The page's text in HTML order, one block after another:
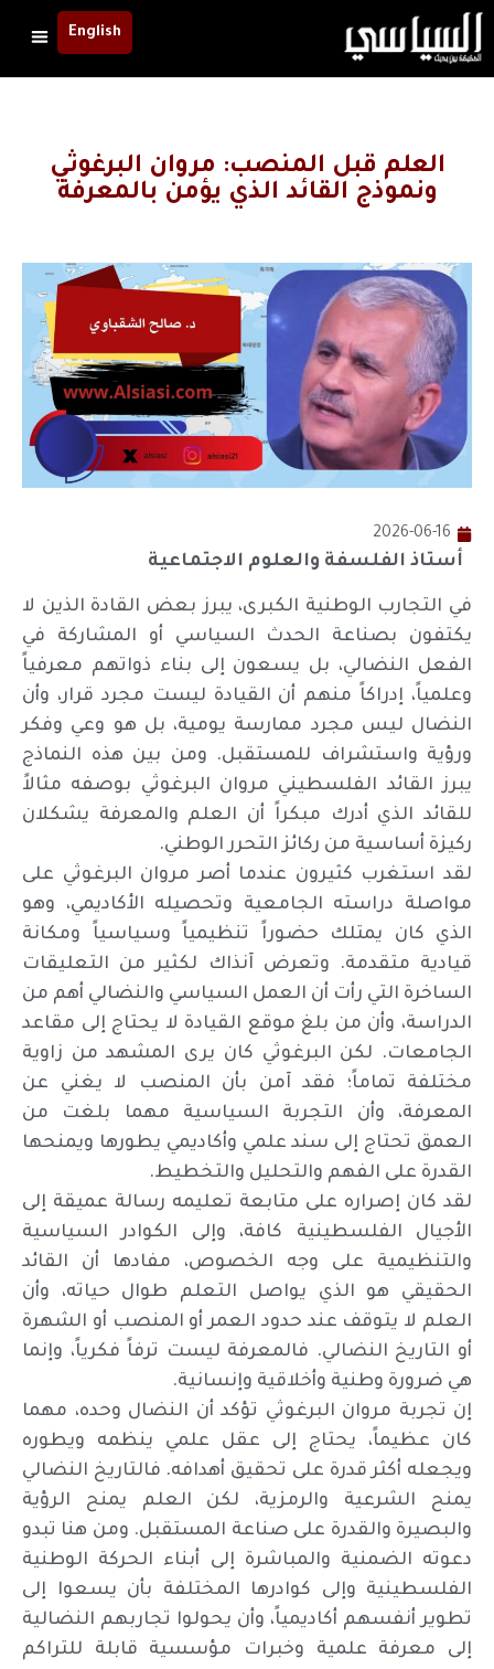
English
العلم قبل المنصب: مروان البرغوثي
ونموذج القائد الذي يؤمن بالمعرفة
2026-06-16
أستاذ الفلسفة والعلوم الاجتماعية
في التجارب الوطنية الكبرى، يبرز بعض القادة الذين لا
يكتفون بصناعة الحدث السياسي أو المشاركة في
الفعل النضالي، بل يسعون إلى بناء ذواتهم معرفياً
وعلمياً، إدراكاً منهم أن القيادة ليست مجرد قرار، وأن
النضال ليس مجرد ممارسة يومية، بل هو وعي وفكر
ورؤية واستشراف للمستقبل. ومن بين هذه النماذج
يبرز القائد الفلسطيني مروان البرغوثي بوصفه مثالاً
للقائد الذي أدرك مبكراً أن العلم والمعرفة يشكلان
ركيزة أساسية من ركائز التحرر الوطني.
لقد استغرب كثيرون عندما أصر مروان البرغوثي على
مواصلة دراسته الجامعية وتحصيله الأكاديمي، وهو
الذي كان يمتلك حضوراً تنظيمياً وسياسياً ومكانة
قيادية متقدمة. وتعرض آنذاك لكثير من التعليقات
الساخرة التي رأت أن العمل السياسي والنضالي أهم من
الدراسة، وأن من بلغ موقع القيادة لا يحتاج إلى مقاعد
الجامعات. لكن البرغوثي كان يرى المشهد من زاوية
مختلفة تماماً؛ فقد آمن بأن المنصب لا يغني عن
المعرفة، وأن التجربة السياسية مهما بلغت من
العمق تحتاج إلى سند علمي وأكاديمي يطورها ويمنحها
القدرة على الفهم والتحليل والتخطيط.
لقد كان إصراره على متابعة تعليمه رسالة عميقة إلى
الأجيال الفلسطينية كافة، وإلى الكوادر السياسية
والتنظيمية على وجه الخصوص، مفادها أن القائد
الحقيقي هو الذي يواصل التعلم طوال حياته، وأن
العلم لا يتوقف عند حدود العمر أو المنصب أو الشهرة
أو التاريخ النضالي. فالمعرفة ليست ترفاً فكرياً، وإنما
هي ضرورة وطنية وأخلاقية وإنسانية.
إن تجربة مروان البرغوثي تؤكد أن النضال وحده، مهما
كان عظيماً، يحتاج إلى عقل علمي ينظمه ويطوره
ويجعله أكثر قدرة على تحقيق أهدافه. فالتاريخ النضالي
يمنح الشرعية والرمزية، لكن العلم يمنح الرؤية
والبصيرة والقدرة على صناعة المستقبل. ومن هنا تبدو
دعوته الضمنية والمباشرة إلى أبناء الحركة الوطنية
الفلسطينية وإلى كوادرها المختلفة بأن يسعوا إلى
تطوير أنفسهم أكاديمياً، وأن يحولوا تجاربهم النضالية
إلى معرفة علمية وخبرات مؤسسية قابلة للتراكم